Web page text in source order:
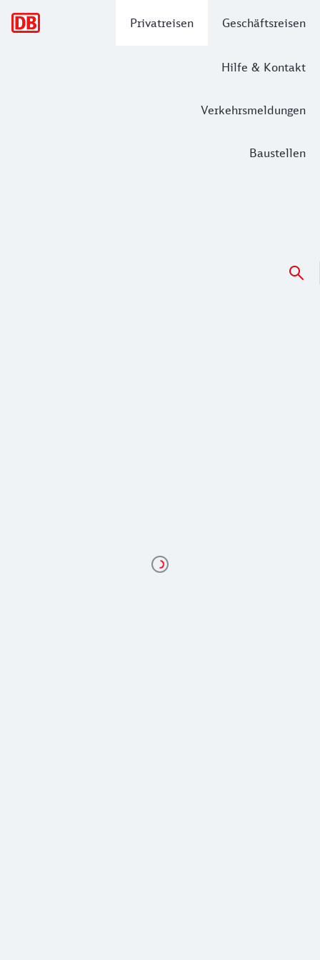
Privatreisen Geschäftsreisen
Hilfe & Kontakt
Verkehrsmeldungen
Baustellen